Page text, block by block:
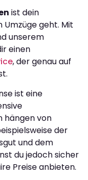
ist dein
Umzüge geht. Mit
unserem
einen
, der genau auf
ist eine
hängen von
der
und dem
du jedoch sicher
Preise anbieten.